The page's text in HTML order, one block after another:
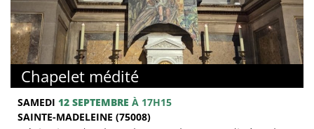
Chapelet médité
SAMEDI 12 SEPTEMBRE À 17H15
SAINTE-MADELEINE (75008)